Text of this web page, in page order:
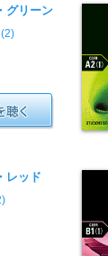
グリーン
レッド